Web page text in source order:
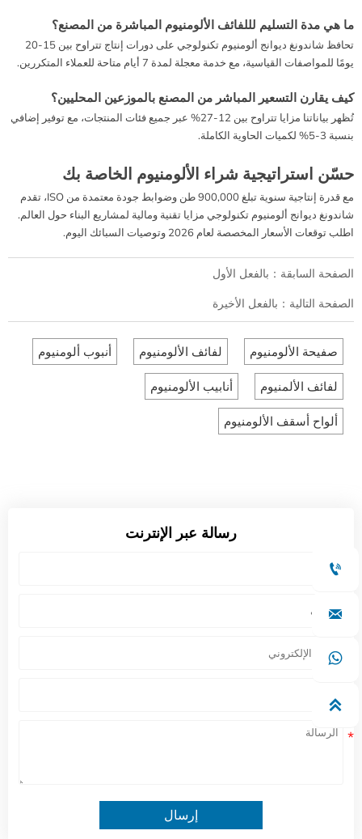
ما هي مدة التسليم لللفائف الألومنيوم المباشرة من المصنع؟
تحافظ شاندونغ ديوانج ألومنيوم تكنولوجي على دورات إنتاج تتراوح بين 15-20
يومًا للمواصفات القياسية، مع خدمة معجلة لمدة 7 أيام متاحة للعملاء المتكررين.
كيف يقارن التسعير المباشر من المصنع بالموزعين المحليين؟
تُظهر بياناتنا مزايا تتراوح بين 12-27% عبر جميع فئات المنتجات، مع توفير إضافي
بنسبة 3-5% لكميات الحاوية الكاملة.
حسّن استراتيجية شراء الألومنيوم الخاصة بك
مع قدرة إنتاجية سنوية تبلغ 900,000 طن وضوابط جودة معتمدة من ISO، تقدم
شاندونغ ديوانج ألومنيوم تكنولوجي مزايا تقنية ومالية لمشاريع البناء حول العالم.
اطلب توقعات الأسعار المخصصة لعام 2026 وتوصيات السبائك اليوم.
الصفحة السابقة：بالفعل الأول
الصفحة التالية：بالفعل الأخيرة
صفيحة الألومنيوم لفائف الألومنيوم أنبوب ألومنيوم
لفائف الألمنيوم أنابيب الألومنيوم
ألواح أسقف الألومنيوم
رسالة عبر الإنترنت
إرسال



